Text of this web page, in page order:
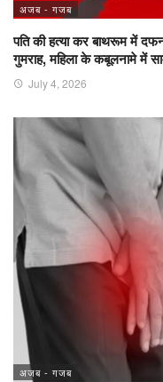
अजब - गजब
पति की हत्या कर बाथरूम में
गुमराह, महिला के कबूलनामे में
July 4, 2026
अजब - गजब